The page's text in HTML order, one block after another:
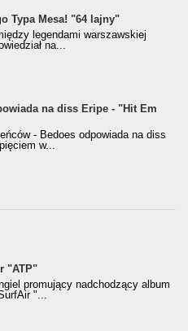
Typa Mesa! "64 lajny"
legendami warszawskiej
na...
na diss Eripe - "Hit Em
- Bedoes odpowiada na diss
w...
"ATP"
promujący nadchodzący album
"...